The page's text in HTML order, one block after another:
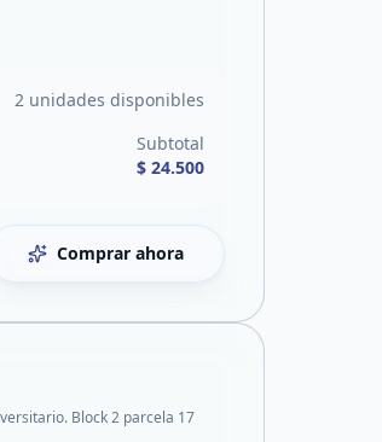
2 unidades disponibles
Subtotal
$ 24.500
Comprar ahora
Block 2 parcela 17